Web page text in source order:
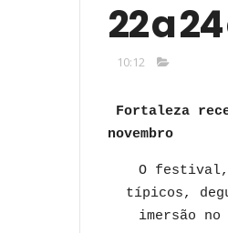
22 a
10:12
Fortaleza
novembro
O festival,
típicos,
imersão